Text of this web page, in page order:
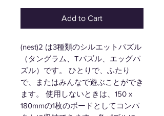
Add to Cart
(nest)2 は3種類のシルエットパズル
（タングラム、Tパズル、エッグパ
ズル）です。 ひとりで、ふたり
で、またはみんなで遊ぶことができ
ます。 使用しないときは、150 x
180mmの1枚のボードとしてコンパ